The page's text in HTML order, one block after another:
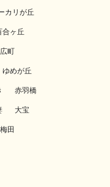
カリが丘
合ヶ丘
町
ゆめが丘
赤羽橋
大宝
田